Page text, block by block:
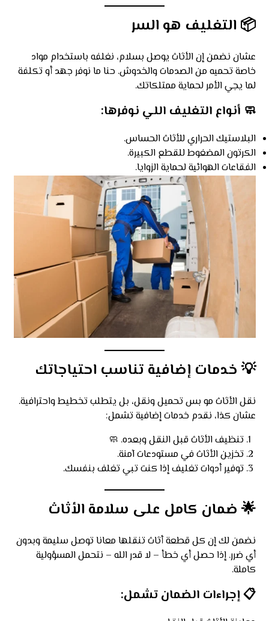
📦التغليف هو السر
عشان نضمن إن الأثاث يوصل بسلام، نغلفه باستخدام مواد
خاصة تحميه من الصدمات والخدوش. حنا ما نوفر جهد أو تكلفة
لما يجي الأمر لحماية ممتلكاتك.
🧼 أنواع التغليف اللي نوفرها:
البلاستيك الحراري للأثاث الحساس.
الكرتون المضغوط للقطع الكبيرة.
الفقاعات الهوائية لحماية الزوايا.
💡 خدمات إضافية تناسب احتياجاتك
نقل الأثاث مو بس تحميل ونقل، بل يتطلب تخطيط واحترافية.
عشان كذا، نقدم خدمات إضافية تشمل:
تنظيف الأثاث قبل النقل وبعده. 🧼
تخزين الأثاث في مستودعات آمنة.
توفير أدوات تغليف إذا كنت تبي تغلف بنفسك.
🌟 ضمان كامل على سلامة الأثاث
نضمن لك إن كل قطعة أثاث تنقلها معانا توصل سليمة وبدون
أي ضرر. إذا حصل أي خطأ – لا قدر الله – نتحمل المسؤولية
كاملة.
📋إجراءات الضمان تشمل: